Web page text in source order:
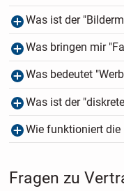
Was ist der
Was bringen mir
Was bedeutet
Was ist der
Wie funktioniert die
Fragen zu